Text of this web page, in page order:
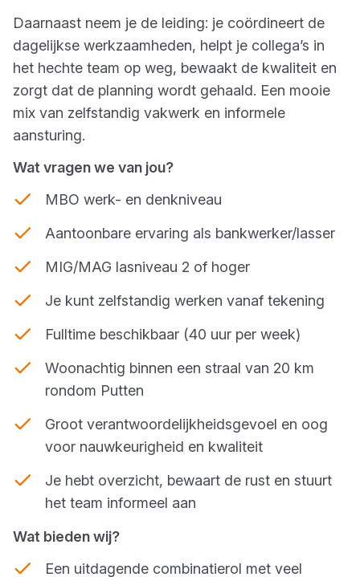
Daarnaast neem je de leiding: je coördineert de
dagelijkse werkzaamheden, helpt je collega’s in
het hechte team op weg, bewaakt de kwaliteit en
zorgt dat de planning wordt gehaald. Een mooie
mix van zelfstandig vakwerk en informele
aansturing.
Wat vragen we van jou?
MBO werk- en denkniveau
Aantoonbare ervaring als bankwerker/lasser
MIG/MAG lasniveau 2 of hoger
Je kunt zelfstandig werken vanaf tekening
Fulltime beschikbaar (40 uur per week)
Woonachtig binnen een straal van 20 km
rondom Putten
Groot verantwoordelijkheidsgevoel en oog
voor nauwkeurigheid en kwaliteit
Je hebt overzicht, bewaart de rust en stuurt
het team informeel aan
Wat bieden wij?
Een uitdagende combinatierol met veel